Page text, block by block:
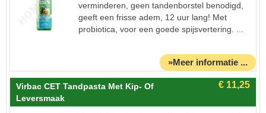
verminderen, geen tandenborstel benodigd,
geeft een frisse adem, 12 uur lang! Met
probiotica, voor een goede spijsvertering. ...
»Meer informatie ...
Virbac CET Tandpasta Met Kip- Of
Leversmaak